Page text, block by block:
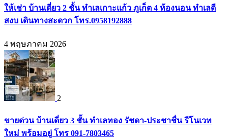
ให้เช่า บ้านเดี่ยว 2 ชั้น ทำเลเกาะแก้ว ภูเก็ต 4 ห้องนอน ทำเลดี
สงบ เดินทางสะดวก โทร.0958192888
4 พฤษภาคม 2026
2
ขายด่วน บ้านเดี่ยว 3 ชั้น ทำเลทอง รัชดา-ประชาชื่น รีโนเวท
ใหม่ พร้อมอยู่ โทร 091-7803465